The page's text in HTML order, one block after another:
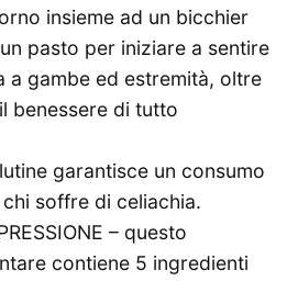
insieme ad un bicchier
pasto per iniziare a sentire
a gambe ed estremità, oltre
benessere di tutto
garantisce un consumo
soffre di celiachia.
– questo
contiene 5 ingredienti